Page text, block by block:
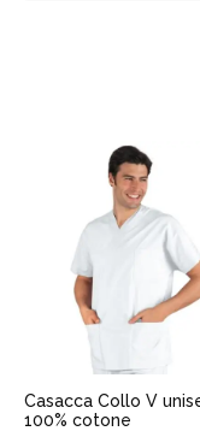
Casacca Collo V
100% cotone